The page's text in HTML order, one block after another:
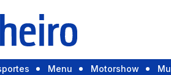
Menu Motorshow